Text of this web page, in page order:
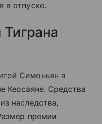
в отпуске.
Симоньян в
Кеосаяне. Средства
наследства,
премии